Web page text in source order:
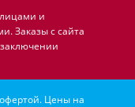
и
Заказы с сайта
Цены на